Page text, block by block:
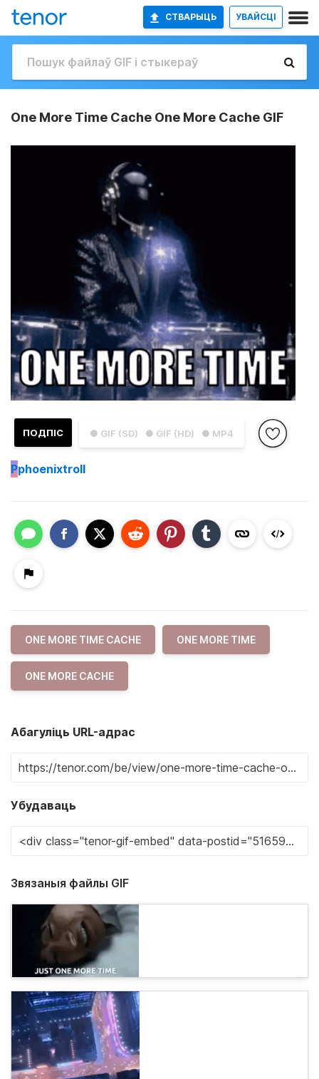
СТВАРЫЦЬ УВАЙСЦІ
One More Time Cache One More Cache GIF
● GIF (SD) ● GIF (HD) ● MP4
ПОДПІС
Pphoenixtroll
ONE MORE TIME CACHE ONE MORE TIME
ONE MORE CACHE
Абагуліць URL-адрас
Убудаваць
Звязаныя файлы GIF